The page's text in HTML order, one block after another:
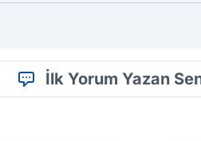
İlk Yorum Yazan